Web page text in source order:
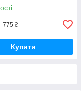
775 ₴
Купити